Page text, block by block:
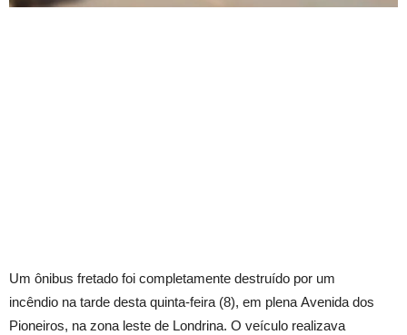
Um ônibus fretado foi completamente destruído por um
incêndio na tarde desta quinta-feira (8), em plena Avenida dos
Pioneiros, na zona leste de Londrina. O veículo realizava